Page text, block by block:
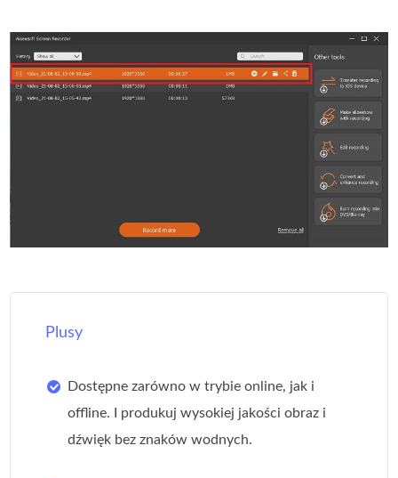
Plusy
Dostępne zarówno w trybie online, jak i
offline. I produkuj wysokiej jakości obraz i
dźwięk bez znaków wodnych.